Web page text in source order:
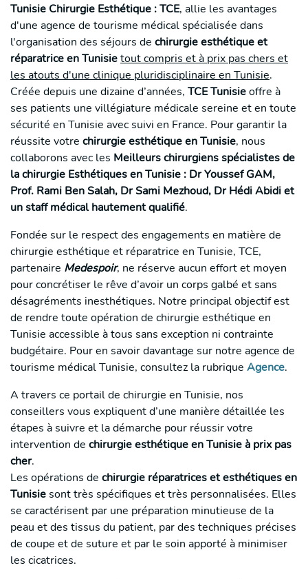
Tunisie Chirurgie Esthétique : TCE, allie les avantages
d'une agence de tourisme médical spécialisée dans
l'organisation des séjours de chirurgie esthétique et
réparatrice en Tunisietout compris et à prix pas chers et
les atouts d'une clinique pluridisciplinaire en Tunisie.
Créée depuis une dizaine d’années, TCE Tunisieoffre à
ses patients une villégiature médicale sereine et en toute
sécurité en Tunisie avec suivi en France. Pour garantir la
réussite votre chirurgie esthétique en Tunisie, nous
collaborons avec les Meilleurs chirurgiens spécialistes de
la chirurgie Esthétiques en Tunisie : Dr Youssef GAM,
Prof. Rami Ben Salah, Dr Sami Mezhoud, Dr Hédi Abidi et
un staff médical hautement qualifié.
Fondée sur le respect des engagements en matière de
chirurgie esthétique et réparatrice en Tunisie, TCE,
partenaire Medespoir, ne réserve aucun effort et moyen
pour concrétiser le rêve d’avoir un corps galbé et sans
désagréments inesthétiques. Notre principal objectif est
de rendre toute opération de chirurgie esthétique en
Tunisie accessible à tous sans exception ni contrainte
budgétaire. Pour en savoir davantage sur notre agence de
tourisme médical Tunisie, consultez la rubrique Agence.
A travers ce portail de chirurgie en Tunisie, nos
conseillers vous expliquent d’une manière détaillée les
étapes à suivre et la démarche pour réussir votre
intervention de chirurgie esthétique en Tunisie à prix pas
cher.
Les opérations de chirurgie réparatrices et esthétiques en
Tunisiesont très spécifiques et très personnalisées. Elles
se caractérisent par une préparation minutieuse de la
peau et des tissus du patient, par des techniques précises
de coupe et de suture et par le soin apporté à minimiser
les cicatrices.